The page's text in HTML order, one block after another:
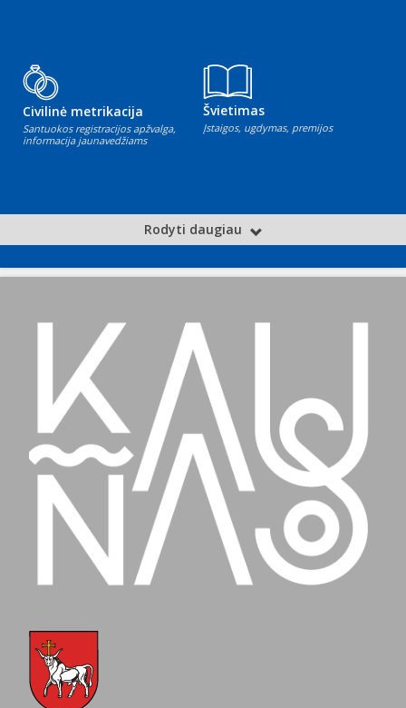
Civilinė metrikacija
Santuokos registracijos apžvalga,
informacija jaunavedžiams
Švietimas
Įstaigos, ugdymas, premijos
Rodyti daugiau